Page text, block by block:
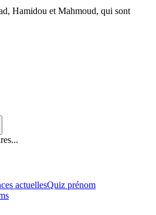
Hamidou et Mahmoud, qui sont
actuellesQuiz prénom